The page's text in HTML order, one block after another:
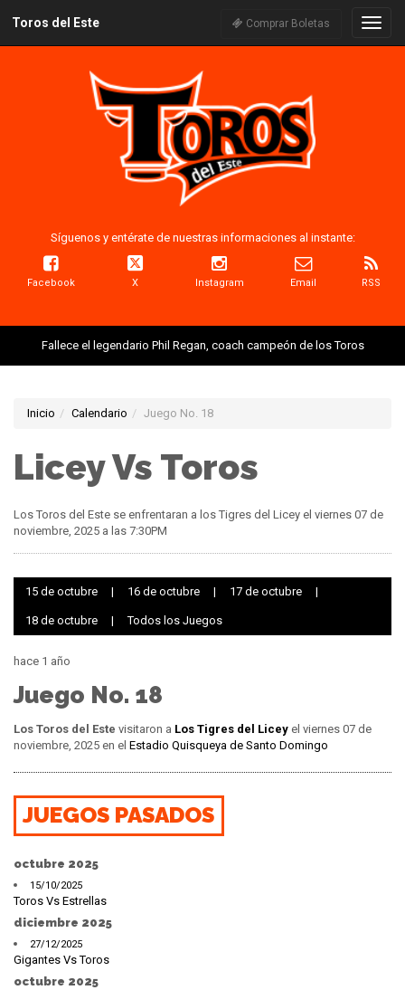
Toros del Este Comprar Boletas
Síguenos y entérate de nuestras informaciones al instante:
Facebook X Instagram Email RSS
Fallece el legendario Phil Regan, coach campeón de los Toros
Inicio Calendario Juego No. 18
Licey Vs Toros
Los Toros del Este se enfrentaran a los Tigres del Licey el viernes 07 de
noviembre, 2025 a las 7:30PM
15 de octubre | 16 de octubre | 17 de octubre |
18 de octubre | Todos los Juegos
hace 1 año
Juego No. 18
Los Toros del Este visitaron a Los Tigres del Licey el viernes 07 de
noviembre, 2025 en el Estadio Quisqueya de Santo Domingo
JUEGOS PASADOS
octubre 2025
15/10/2025
Toros Vs Estrellas
diciembre 2025
27/12/2025
Gigantes Vs Toros
octubre 2025